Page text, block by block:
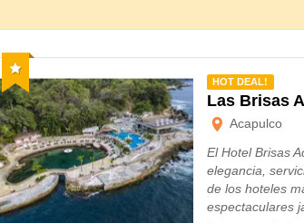
Recomendado
HOT DEAL!
Las Brisas
Acapulco
El Hotel Brisas
elegancia,
de los hoteles
espectaculares